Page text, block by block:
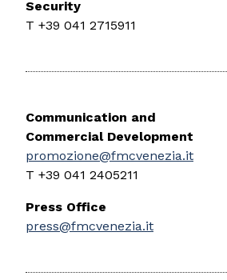
Security
T +39 041 2715911
Communication and
Commercial Development
promozione@fmcvenezia.it
T +39 041 2405211
Press Office
press@fmcvenezia.it